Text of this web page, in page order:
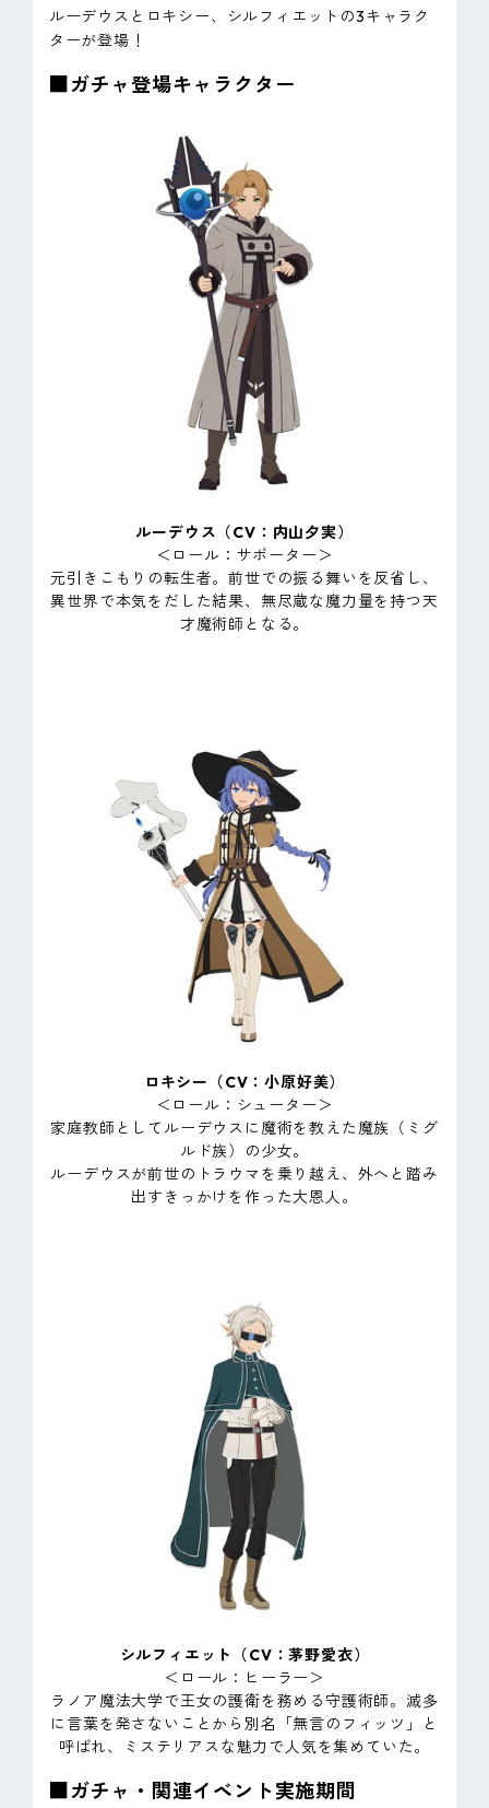
ルーデウスとロキシー、シルフィエットの3キャラク
ターが登場！
■ガチャ登場キャラクター
ルーデウス（CV：内山夕実）
＜ロール：サポーター＞
元引きこもりの転生者。前世での振る舞いを反省し、
異世界で本気をだした結果、無尽蔵な魔力量を持つ天
才魔術師となる。
ロキシー（CV：小原好美）
＜ロール：シューター＞
家庭教師としてルーデウスに魔術を教えた魔族（ミグ
ルド族）の少女。
ルーデウスが前世のトラウマを乗り越え、外へと踏み
出すきっかけを作った大恩人。
シルフィエット（CV：茅野愛衣）
＜ロール：ヒーラー＞
ラノア魔法大学で王女の護衛を務める守護術師。滅多
に言葉を発さないことから別名「無言のフィッツ」と
呼ばれ、ミステリアスな魅力で人気を集めていた。
■ガチャ・関連イベント実施期間